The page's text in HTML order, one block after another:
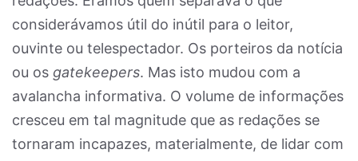
considerávamos útil do inútil para o leitor,
ouvinte ou telespectador. Os porteiros da notícia
ou os gatekeepers. Mas isto mudou com a
avalancha informativa. O volume de informações
cresceu em tal magnitude que as redações se
tornaram incapazes, materialmente, de lidar com